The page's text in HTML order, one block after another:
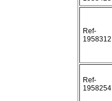
Ref-
1958312
Ref-
1958254